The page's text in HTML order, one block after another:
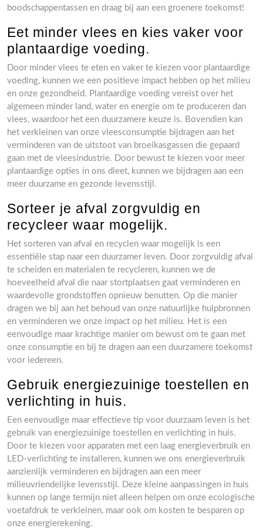
boodschappentassen en draag bij aan een groenere toekomst!
Eet minder vlees en kies vaker voor
plantaardige voeding.
Door minder vlees te eten en vaker te kiezen voor plantaardige
voeding, kunnen we een positieve impact hebben op het milieu
en onze gezondheid. Plantaardige voeding vereist over het
algemeen minder land, water en energie om te produceren dan
vlees, waardoor het een duurzamere keuze is. Bovendien kan
het verkleinen van onze vleesconsumptie bijdragen aan het
verminderen van de uitstoot van broeikasgassen die gepaard
gaan met de vleesindustrie. Door bewust te kiezen voor meer
plantaardige opties in ons dieet, kunnen we bijdragen aan een
meer duurzame en gezonde levensstijl.
Sorteer je afval zorgvuldig en
recycleer waar mogelijk.
Het sorteren van afval en recyclen waar mogelijk is een
essentiële stap naar een duurzamer leven. Door zorgvuldig afval
te scheiden en materialen te recycleren, kunnen we de
hoeveelheid afval die naar stortplaatsen gaat verminderen en
waardevolle grondstoffen opnieuw benutten. Op die manier
dragen we bij aan het behoud van onze natuurlijke hulpbronnen
en verminderen we onze impact op het milieu. Het is een
eenvoudige maar krachtige manier om bewust om te gaan met
onze consumptie en bij te dragen aan een duurzamere toekomst
voor iedereen.
Gebruik energiezuinige toestellen en
verlichting in huis.
Een eenvoudige maar effectieve tip voor duurzaam leven is het
gebruik van energiezuinige toestellen en verlichting in huis.
Door te kiezen voor apparaten met een laag energieverbruik en
LED-verlichting te installeren, kunnen we ons energieverbruik
aanzienlijk verminderen en bijdragen aan een meer
milieuvriendelijke levensstijl. Deze kleine aanpassingen in huis
kunnen op lange termijn niet alleen helpen om onze ecologische
voetafdruk te verkleinen, maar ook om kosten te besparen op
onze energierekening.